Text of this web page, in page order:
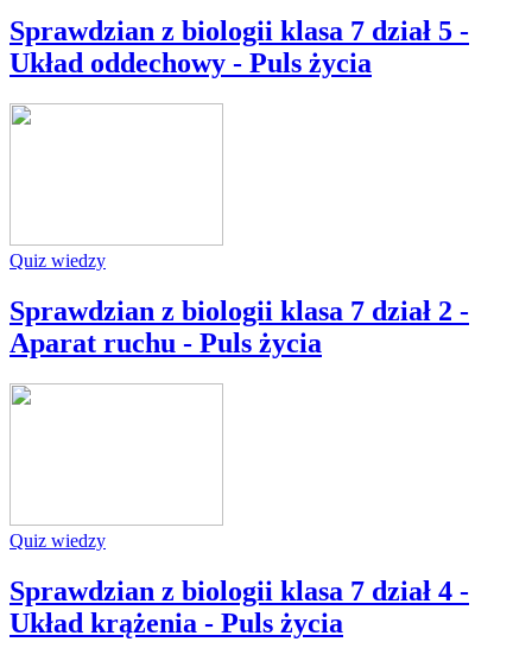
Sprawdzian z biologii klasa 7 dział 5 -
Układ oddechowy - Puls życia
Quiz wiedzy
Sprawdzian z biologii klasa 7 dział 2 -
Aparat ruchu - Puls życia
Quiz wiedzy
Sprawdzian z biologii klasa 7 dział 4 -
Układ krążenia - Puls życia